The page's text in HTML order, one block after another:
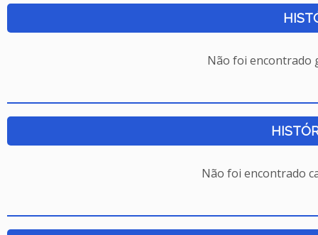
Não foi encontrado
Não foi encontrado